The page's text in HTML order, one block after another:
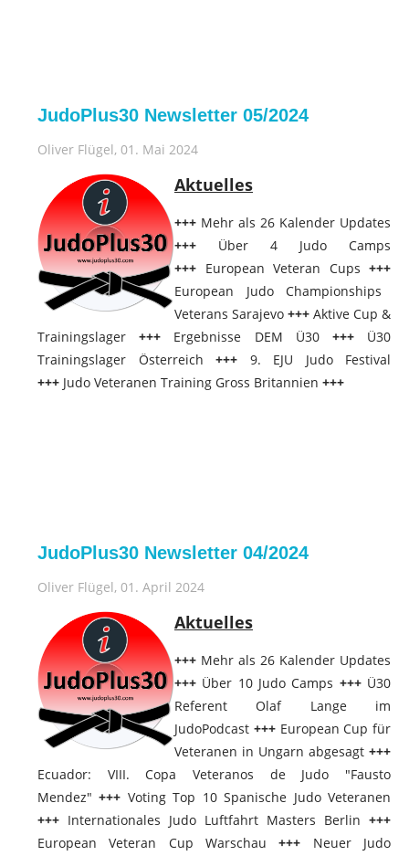
JudoPlus30 Newsletter 05/2024
Oliver Flügel, 01. Mai 2024
Aktuelles
+++ Mehr als 26 Kalender Updates
+++ Über 4 Judo Camps
+++ European Veteran Cups +++
European Judo Championships
Veterans Sarajevo +++ Aktive Cup &
Trainingslager+++ Ergebnisse DEM Ü30 +++Ü30
Trainingslager Österreich +++ 9. EJU Judo Festival
+++ Judo Veteranen Training Gross Britannien +++
JudoPlus30 Newsletter 04/2024
Oliver Flügel, 01. April 2024
Aktuelles
+++ Mehr als 26 Kalender Updates
+++ Über 10 Judo Camps +++Ü30
Referent Olaf Lange im
JudoPodcast +++European Cup für
Veteranen in Ungarn abgesagt +++
Ecuador: VIII. Copa Veteranos de Judo "Fausto
Mendez" +++ Voting Top 10 Spanische Judo Veteranen
+++ Internationales Judo Luftfahrt Masters Berlin +++
European Veteran Cup Warschau+++ Neuer Judo